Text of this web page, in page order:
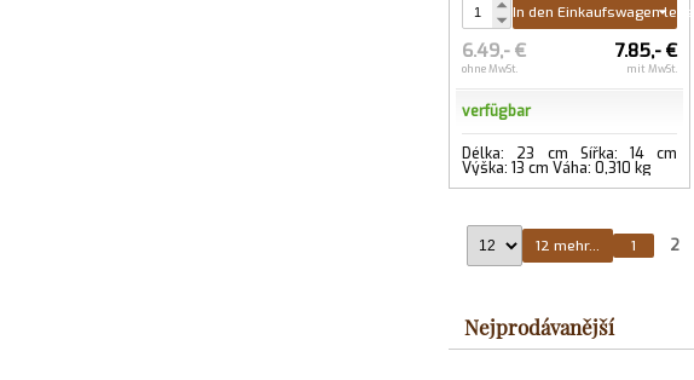
In den Einkaufswagen legen
6.49,- €
ohne MwSt.
7.85,- €
mit MwSt.
verfügbar
Délka: 23 cm Šířka: 14 cm
Výška: 13 cm Váha: 0,310 kg
12 mehr... 1 2
Nejprodávanější